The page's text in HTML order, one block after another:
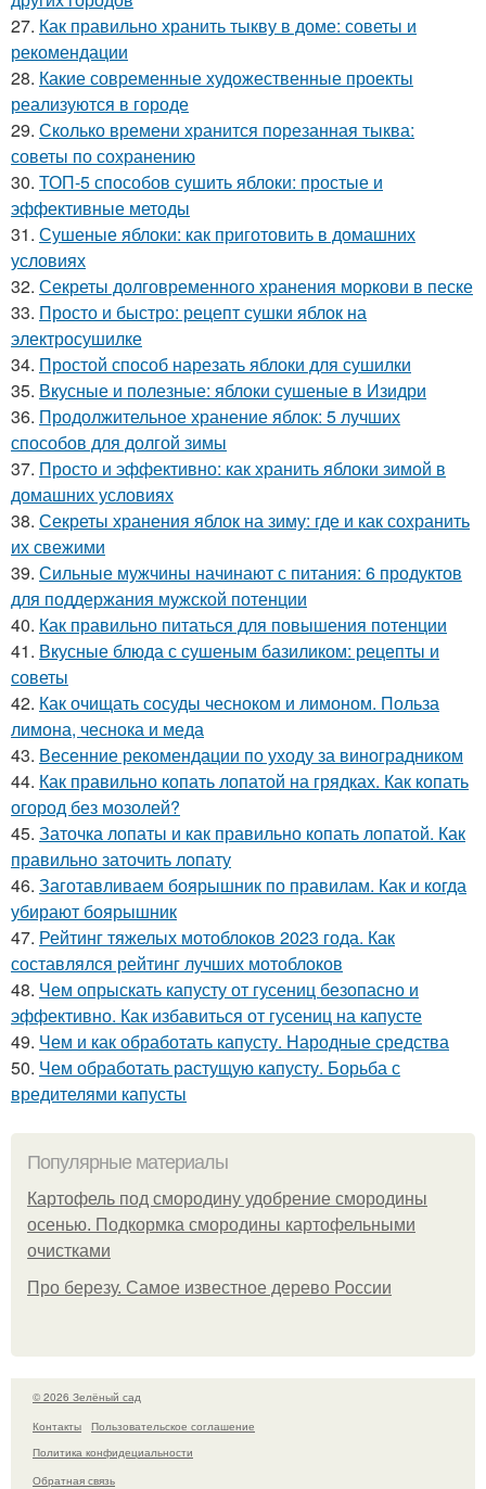
27. Как правильно хранить тыкву в доме: советы и
рекомендации
28. Какие современные художественные проекты
реализуются в городе
29. Сколько времени хранится порезанная тыква:
советы по сохранению
30. ТОП-5 способов сушить яблоки: простые и
эффективные методы
31. Сушеные яблоки: как приготовить в домашних
условиях
32. Секреты долговременного хранения моркови в песке
33. Просто и быстро: рецепт сушки яблок на
электросушилке
34. Простой способ нарезать яблоки для сушилки
35. Вкусные и полезные: яблоки сушеные в Изидри
36. Продолжительное хранение яблок: 5 лучших
способов для долгой зимы
37. Просто и эффективно: как хранить яблоки зимой в
домашних условиях
38. Секреты хранения яблок на зиму: где и как сохранить
их свежими
39. Сильные мужчины начинают с питания: 6 продуктов
для поддержания мужской потенции
40. Как правильно питаться для повышения потенции
41. Вкусные блюда с сушеным базиликом: рецепты и
советы
42. Как очищать сосуды чесноком и лимоном. Польза
лимона, чеснока и меда
43. Весенние рекомендации по уходу за виноградником
44. Как правильно копать лопатой на грядках. Как копать
огород без мозолей?
45. Заточка лопаты и как правильно копать лопатой. Как
правильно заточить лопату
46. Заготавливаем боярышник по правилам. Как и когда
убирают боярышник
47. Рейтинг тяжелых мотоблоков 2023 года. Как
составлялся рейтинг лучших мотоблоков
48. Чем опрыскать капусту от гусениц безопасно и
эффективно. Как избавиться от гусениц на капусте
49. Чем и как обработать капусту. Народные средства
50. Чем обработать растущую капусту. Борьба с
вредителями капусты
Популярные материалы
Картофель под смородину удобрение смородины
осенью. Подкормка смородины картофельными
очистками
Про березу. Самое известное дерево России
© 2026 Зелёный сад
Контакты
Пользовательское соглашение
Политика конфидециальности
Обратная связь